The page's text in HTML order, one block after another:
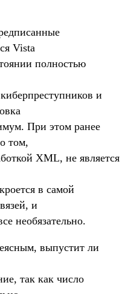
Vista
полностью
и
При этом ранее
том,
XML, не является
в самой
и
необязательно.
выпустит ли
так как число